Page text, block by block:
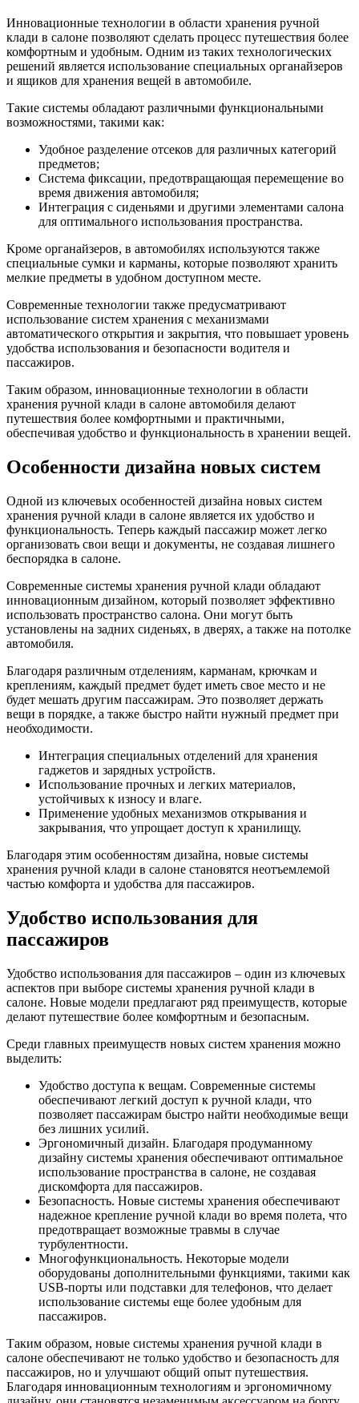
Инновационные технологии в области хранения ручной
клади в салоне позволяют сделать процесс путешествия более
комфортным и удобным. Одним из таких технологических
решений является использование специальных органайзеров
и ящиков для хранения вещей в автомобиле.
Такие системы обладают различными функциональными
возможностями, такими как:
Удобное разделение отсеков для различных категорий
предметов;
Система фиксации, предотвращающая перемещение во
время движения автомобиля;
Интеграция с сиденьями и другими элементами салона
для оптимального использования пространства.
Кроме органайзеров, в автомобилях используются также
специальные сумки и карманы, которые позволяют хранить
мелкие предметы в удобном доступном месте.
Современные технологии также предусматривают
использование систем хранения с механизмами
автоматического открытия и закрытия, что повышает уровень
удобства использования и безопасности водителя и
пассажиров.
Таким образом, инновационные технологии в области
хранения ручной клади в салоне автомобиля делают
путешествия более комфортными и практичными,
обеспечивая удобство и функциональность в хранении вещей.
Особенности дизайна новых систем
Одной из ключевых особенностей дизайна новых систем
хранения ручной клади в салоне является их удобство и
функциональность. Теперь каждый пассажир может легко
организовать свои вещи и документы, не создавая лишнего
беспорядка в салоне.
Современные системы хранения ручной клади обладают
инновационным дизайном, который позволяет эффективно
использовать пространство салона. Они могут быть
установлены на задних сиденьях, в дверях, а также на потолке
автомобиля.
Благодаря различным отделениям, карманам, крючкам и
креплениям, каждый предмет будет иметь свое место и не
будет мешать другим пассажирам. Это позволяет держать
вещи в порядке, а также быстро найти нужный предмет при
необходимости.
Интеграция специальных отделений для хранения
гаджетов и зарядных устройств.
Использование прочных и легких материалов,
устойчивых к износу и влаге.
Применение удобных механизмов открывания и
закрывания, что упрощает доступ к хранилищу.
Благодаря этим особенностям дизайна, новые системы
хранения ручной клади в салоне становятся неотъемлемой
частью комфорта и удобства для пассажиров.
Удобство использования для
пассажиров
Удобство использования для пассажиров – один из ключевых
аспектов при выборе системы хранения ручной клади в
салоне. Новые модели предлагают ряд преимуществ, которые
делают путешествие более комфортным и безопасным.
Среди главных преимуществ новых систем хранения можно
выделить:
Удобство доступа к вещам. Современные системы
обеспечивают легкий доступ к ручной клади, что
позволяет пассажирам быстро найти необходимые вещи
без лишних усилий.
Эргономичный дизайн. Благодаря продуманному
дизайну системы хранения обеспечивают оптимальное
использование пространства в салоне, не создавая
дискомфорта для пассажиров.
Безопасность. Новые системы хранения обеспечивают
надежное крепление ручной клади во время полета, что
предотвращает возможные травмы в случае
турбулентности.
Многофункциональность. Некоторые модели
оборудованы дополнительными функциями, такими как
USB-порты или подставки для телефонов, что делает
использование системы еще более удобным для
пассажиров.
Таким образом, новые системы хранения ручной клади в
салоне обеспечивают не только удобство и безопасность для
пассажиров, но и улучшают общий опыт путешествия.
Благодаря инновационным технологиям и эргономичному